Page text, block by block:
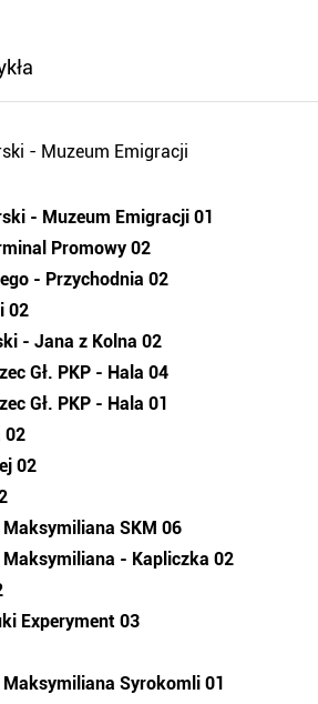
- Muzeum Emigracji
- Muzeum Emigracji 01
Promowy 02
- Przychodnia 02
02
- Jana z Kolna 02
Gł. PKP - Hala 04
Gł. PKP - Hala 01
02
02
Maksymiliana SKM 06
Maksymiliana - Kapliczka 02
Experyment 03
Maksymiliana Syrokomli 01